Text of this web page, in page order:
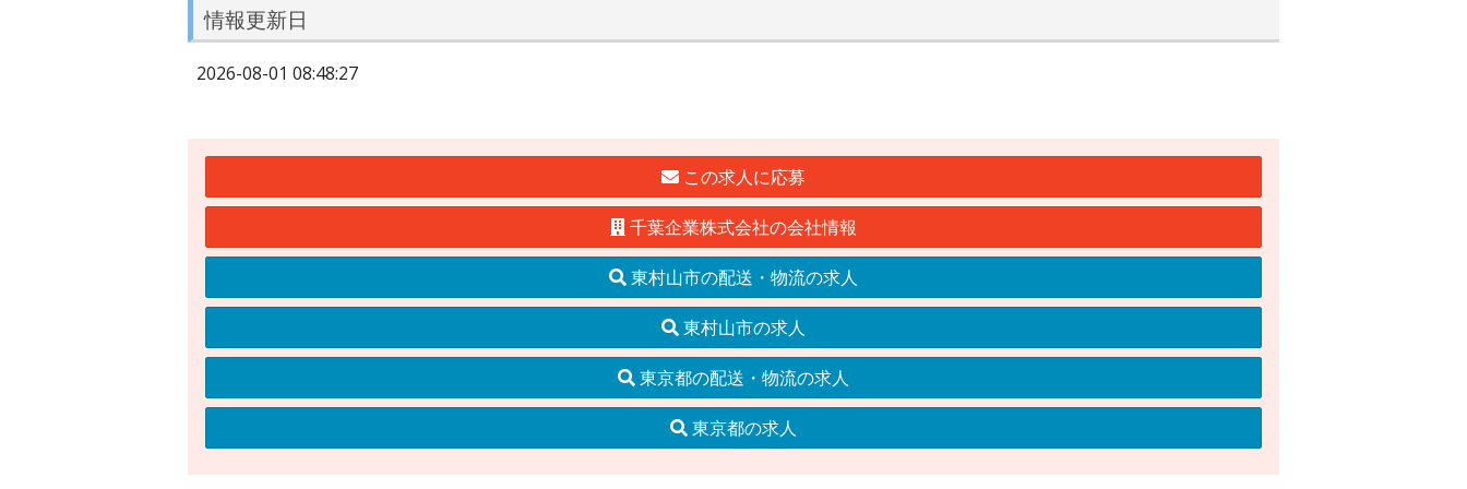
情報更新日
2026-08-01 08:48:27
この求人に応募
千葉企業株式会社の会社情報
東村山市の配送・物流の求人
東村山市の求人
東京都の配送・物流の求人
東京都の求人